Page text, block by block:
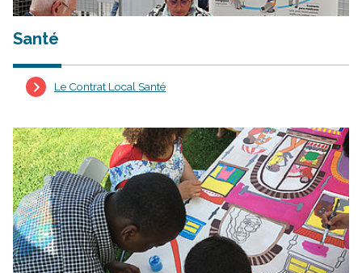
Santé
Le Contrat Local Santé